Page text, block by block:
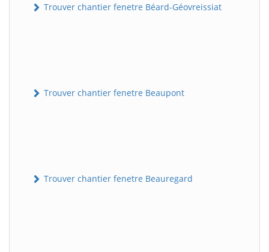
Trouver chantier fenetre Béard-Géovreissiat
Trouver chantier fenetre Beaupont
Trouver chantier fenetre Beauregard